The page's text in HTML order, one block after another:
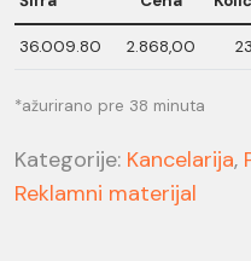
36.009.80 2.868,00
*ažurirano pre 38 minuta
Kategorije: Kancelarija,
Reklamni materijal